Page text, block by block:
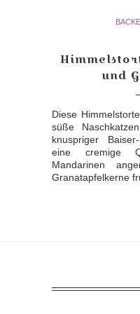
und
Diese
süße
knuspriger
eine cremige
Mandarinen
Granatapfelkerne